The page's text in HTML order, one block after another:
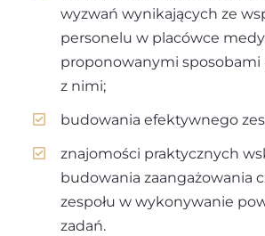
wyzwań wynikających ze
personelu w placówce
proponowanymi sposobami
z nimi;
budowania efektywnego
znajomości praktycznych
budowania zaangażowania
zespołu w wykonywanie
zadań.